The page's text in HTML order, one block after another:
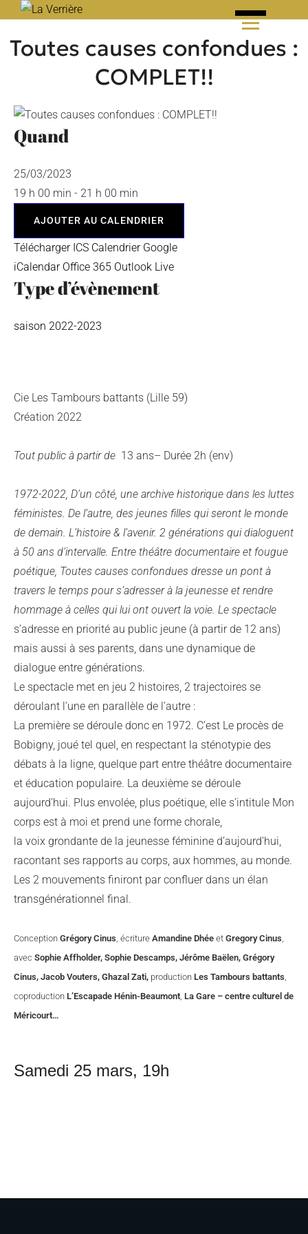
content
Toutes causes confondues :
COMPLET!!
Quand
25/03/2023
19 h 00 min - 21 h 00 min
AJOUTER AU CALENDRIER
Télécharger ICS Calendrier Google
iCalendar Office 365 Outlook Live
Type d’évènement
saison 2022-2023
Cie Les Tambours battants (Lille 59)
Création 2022
Tout public à partir de 13 ans– Durée 2h (env)
1972-2022, D’un côté, une archive historique dans les luttes
féministes. De l’autre, des jeunes filles qui seront le monde
de demain. L’histoire & l’avenir. 2 générations qui dialoguent
à 50 ans d’intervalle. Entre théâtre documentaire et fougue
poétique, Toutes causes confondues dresse un pont à
travers le temps pour s’adresser à la jeunesse et rendre
hommage à celles qui lui ont ouvert la voie. Le spectacle
s’adresse en priorité au public jeune (à partir de 12 ans)
mais aussi à ses parents, dans une dynamique de
dialogue entre générations.
Le spectacle met en jeu 2 histoires, 2 trajectoires se
déroulant l’une en parallèle de l’autre :
La première se déroule donc en 1972. C’est Le procès de
Bobigny, joué tel quel, en respectant la sténotypie des
débats à la ligne, quelque part entre théâtre documentaire
et éducation populaire. La deuxième se déroule
aujourd’hui. Plus envolée, plus poétique, elle s’intitule Mon
corps est à moi et prend une forme chorale,
la voix grondante de la jeunesse féminine d’aujourd’hui,
racontant ses rapports au corps, aux hommes, au monde.
Les 2 mouvements finiront par confluer dans un élan
transgénérationnel final.
Conception Grégory Cinus, écriture Amandine Dhée et Gregory Cinus,
avec Sophie Affholder, Sophie Descamps, Jérôme Baëlen, Grégory
Cinus, Jacob Vouters, Ghazal Zati, production Les Tambours battants,
coproduction L’Escapade Hénin-Beaumont, La Gare – centre culturel de
Méricourt…
Samedi 25 mars, 19h